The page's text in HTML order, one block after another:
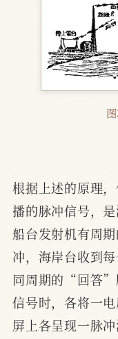
根据上述的原理
播的脉冲信号，是
船台发射机有周
冲，海岸台收到
同周期的“回答”
信号时，各将一
屏上各呈现一脉